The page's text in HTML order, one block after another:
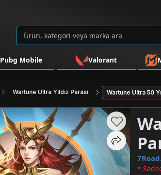
Pubg Mobile Valorant
Wartune Ultra Yıldız Parası Wartune Ultra 50
*